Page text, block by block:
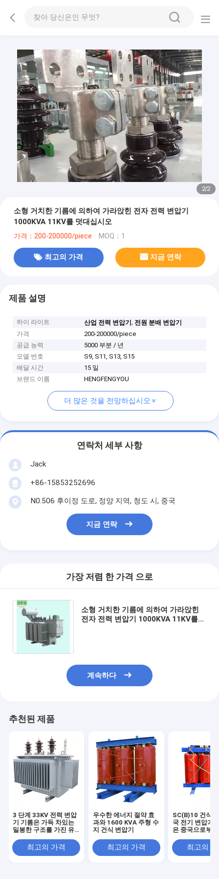
2/2
소형 거치한 기름에 의하여 가라앉힌 전자 전력 변압기
1000KVA 11KV를 덧대십시오
가격：200-200000/piece MOQ：1
최고의 가격 지금 연락
제품 설명
하이 라이트 산업 전력 변압기, 전원 분배 변압기
가격
200-200000/piece
공급 능력
5000 부분 / 년
모델 번호
S9, S11, S13, S15
배달 시간
15 일
브랜드 이름
HENGFENGYOU
더 많은 것을 전망하십시오
연락처 세부 사항
Jack
+86-15853252696
N0.506 후이정 도로, 정양 지역, 청도 시, 중국
지금 연락
가장 저렴 한 가격 으로
소형 거치한 기름에 의하여 가라앉힌
전자 전력 변압기 1000KVA 11KV를
계속하다
추천된 제품
3 단계 33KV 전력 변압
기 기름은 가득 차있는
밀봉한 구조를 가진 유
최고의 가격
우수한 에너지 절약 효
과와 1600 KVA 주형 수
지 건식 변압기
최고의 가격
SC(B)10 건식
국 전기 변압기
은 중국으로부
화합니다최고의